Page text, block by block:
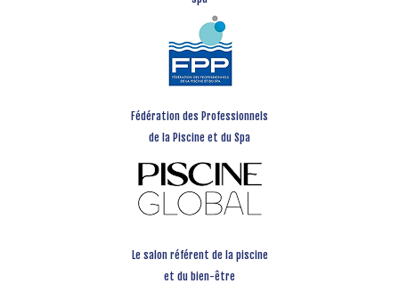
Fédération des Professionnels
de la Piscine et du Spa
Le salon référent de la piscine
et du bien-être